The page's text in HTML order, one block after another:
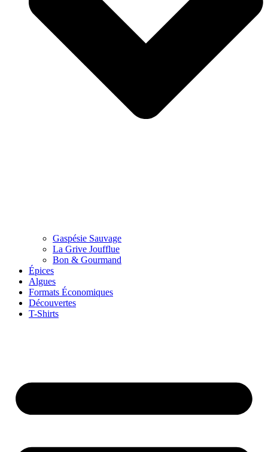
Gaspésie Sauvage
La Grive Joufflue
Bon & Gourmand
Épices
Algues
Formats Économiques
Découvertes
T-Shirts